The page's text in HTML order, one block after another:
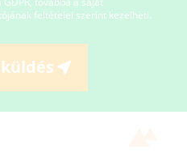
feltételei szerint kezelheti.